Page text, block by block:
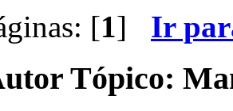
[1] Ir
Tópico: